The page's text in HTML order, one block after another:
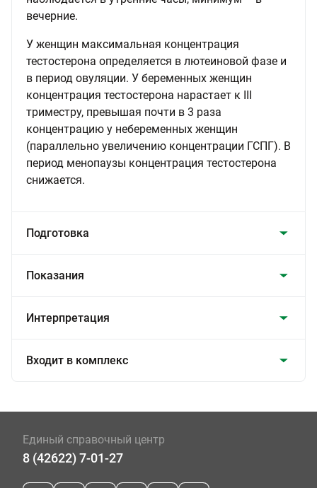
вечерние.
У женщин максимальная концентрация
тестостерона определяется в лютеиновой фазе и
в период овуляции. У беременных женщин
концентрация тестостерона нарастает к III
триместру, превышая почти в 3 раза
концентрацию у небеременных женщин
(параллельно увеличению концентрации ГСПГ). В
период менопаузы концентрация тестостерона
снижается.
Подготовка
Показания
Интерпретация
Входит в комплекс
Единый справочный центр
8 (42622) 7-01-27